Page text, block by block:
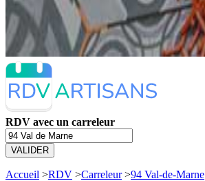
RDV avec un carreleur
VALIDER
Accueil >RDV >Carreleur>94 Val-de-Marne